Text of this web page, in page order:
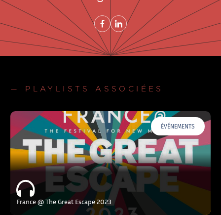
Share on FacebookNouvelle fenêtre
Share on LinkedInNouvelle fenêtre
— PLAYLISTS ASSOCIÉES
ÉVÉNEMENTS
France @ The Great Escape 2023